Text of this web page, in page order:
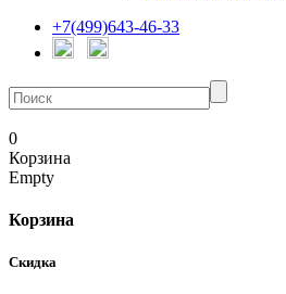
+7(499)643-46-33
0
Корзина
Empty
Корзина
Скидка